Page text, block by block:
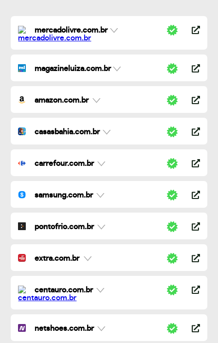
mercadolivre.com.br
magazineluiza.com.br
amazon.com.br
casasbahia.com.br
carrefour.com.br
samsung.com.br
pontofrio.com.br
extra.com.br
centauro.com.br
netshoes.com.br